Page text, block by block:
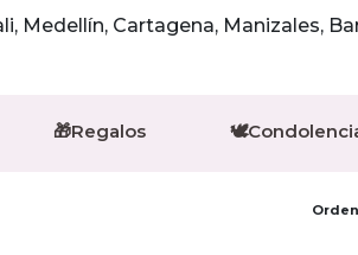
Medellín, Cartagena, Manizales,
🎁Regalos